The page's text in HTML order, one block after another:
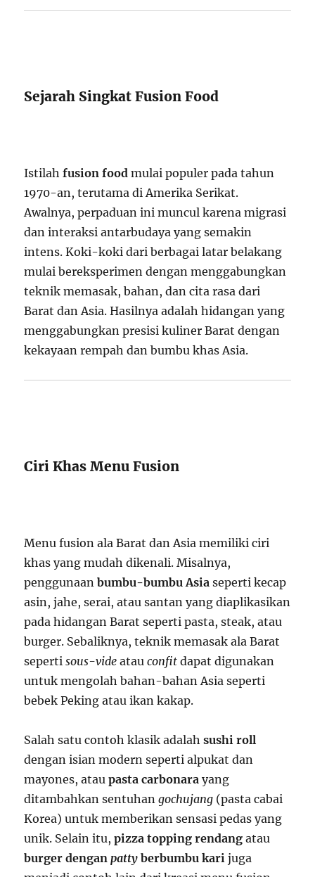
Sejarah Singkat Fusion Food
Istilahfusion food mulai populer pada tahun
1970-an, terutama di Amerika Serikat.
Awalnya, perpaduan ini muncul karena migrasi
dan interaksi antarbudaya yang semakin
intens. Koki-koki dari berbagai latar belakang
mulai bereksperimen dengan menggabungkan
teknik memasak, bahan, dan cita rasa dari
Barat dan Asia. Hasilnya adalah hidangan yang
menggabungkan presisi kuliner Barat dengan
kekayaan rempah dan bumbu khas Asia.
Ciri Khas Menu Fusion
Menu fusion ala Barat dan Asia memiliki ciri
khas yang mudah dikenali. Misalnya,
penggunaanbumbu-bumbu Asia seperti kecap
asin, jahe, serai, atau santan yang diaplikasikan
pada hidangan Barat seperti pasta, steak, atau
burger. Sebaliknya, teknik memasak ala Barat
sepertisous-vide atauconfit dapat digunakan
untuk mengolah bahan-bahan Asia seperti
bebek Peking atau ikan kakap.
Salah satu contoh klasik adalahsushi roll
dengan isian modern seperti alpukat dan
mayones, ataupasta carbonara yang
ditambahkan sentuhangochujang (pasta cabai
Korea) untuk memberikan sensasi pedas yang
unik. Selain itu,pizza topping rendang atau
burger denganpatty berbumbu kari juga